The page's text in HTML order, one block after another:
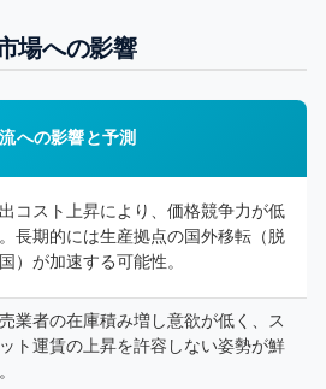
場への影響
への影響と予測
コスト上昇により、価格競争力が低
長期的には生産拠点の国外移転（脱
）が加速する可能性。
業者の在庫積み増し意欲が低く、ス
ト運賃の上昇を許容しない姿勢が鮮